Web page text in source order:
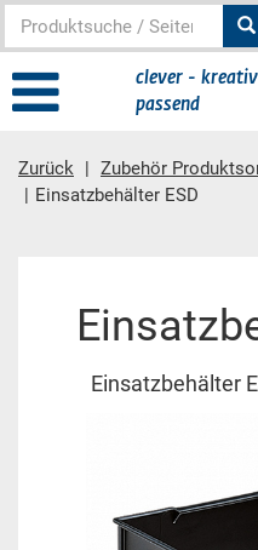
clever -
passend
Zurück Zubehör
Einsatzbehälter ESD
Einsatzbehälter